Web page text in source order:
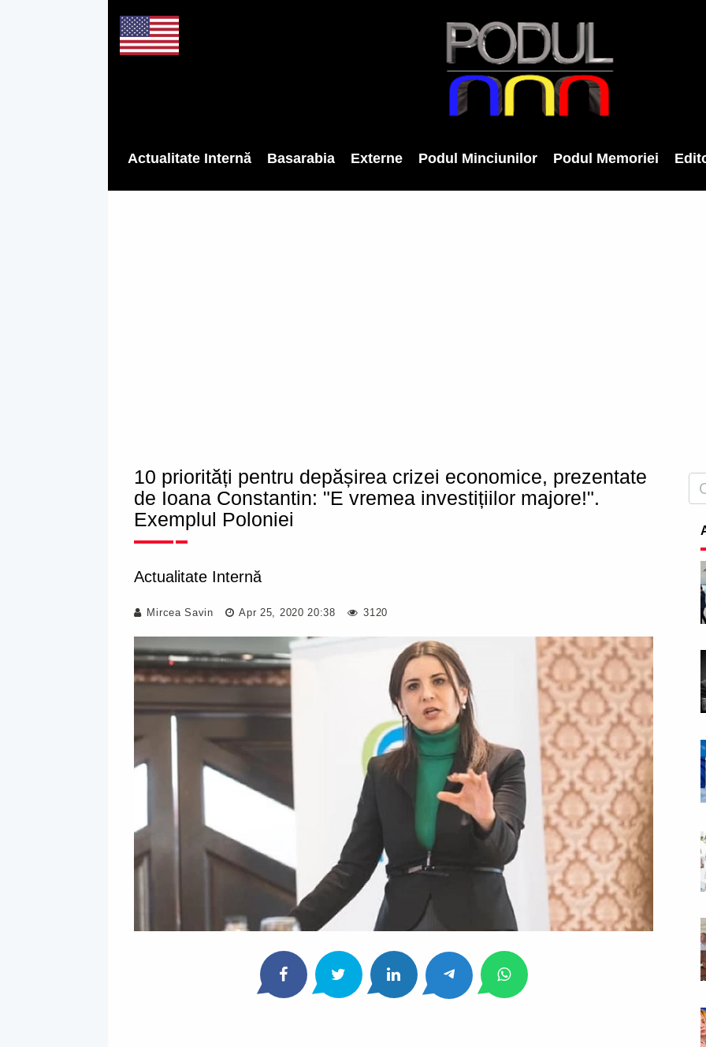
Actualitate Internă Basarabia Externe Podul Minciunilor Podul Memoriei
10 priorități pentru depășirea crizei economice, prezentate
de Ioana Constantin: "E vremea investițiilor majore!".
Exemplul Poloniei
Actualitate Internă
Mircea Savin Apr 25, 2020 20:38 3120